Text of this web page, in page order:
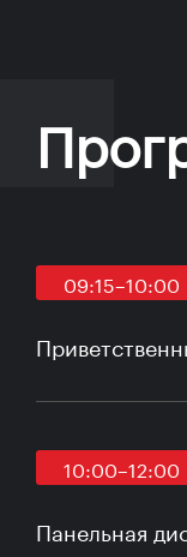
09:15–10:00
10:00–12:00
Панельная